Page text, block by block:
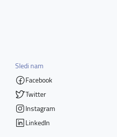
Sledi nam
Facebook
Twitter
Instagram
LinkedIn